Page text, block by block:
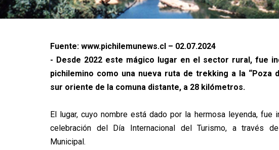
Fuente: www.pichilemunews.cl – 02.07.2024
- Desde 2022 este mágico lugar en el sector rural, fue
pichilemino como una nueva ruta de trekking a la “Poza
sur oriente de la comuna distante, a 28 kilómetros.
El lugar, cuyo nombre está dado por la hermosa leyenda, fue
celebración del Día Internacional del Turismo, a través
Municipal.